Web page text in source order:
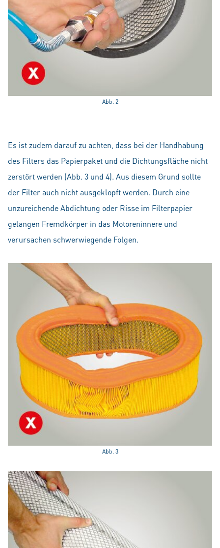
Abb. 2
Es ist zudem darauf zu achten, dass bei der Handhabung
des Filters das Papierpaket und die Dichtungsfläche nicht
zerstört werden (Abb. 3 und 4). Aus diesem Grund sollte
der Filter auch nicht ausgeklopft werden. Durch eine
unzureichende Abdichtung oder Risse im Filterpapier
gelangen Fremdkörper in das Motoreninnere und
verursachen schwerwiegende Folgen.
Abb. 3